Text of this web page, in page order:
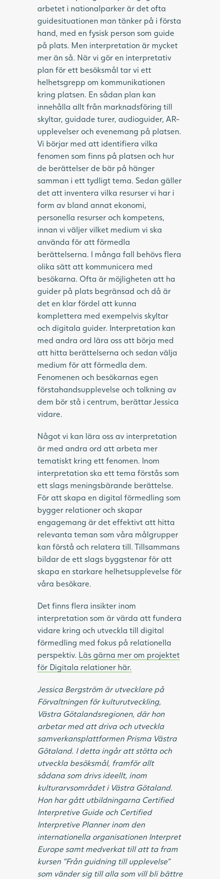
arbetet i nationalparker är det ofta
guidesituationen man tänker på i första
hand, med en fysisk person som guide
på plats. Men interpretation är mycket
mer än så. När vi gör en interpretativ
plan för ett besöksmål tar vi ett
helhetsgrepp om kommunikationen
kring platsen. En sådan plan kan
innehålla allt från marknadsföring till
skyltar, guidade turer, audioguider, AR-
upplevelser och evenemang på platsen.
Vi börjar med att identifiera vilka
fenomen som finns på platsen och hur
de berättelser de bär på hänger
samman i ett tydligt tema. Sedan gäller
det att inventera vilka resurser vi har i
form av bland annat ekonomi,
personella resurser och kompetens,
innan vi väljer vilket medium vi ska
använda för att förmedla
berättelserna. I många fall behövs flera
olika sätt att kommunicera med
besökarna. Ofta är möjligheten att ha
guider på plats begränsad och då är
det en klar fördel att kunna
komplettera med exempelvis skyltar
och digitala guider. Interpretation kan
med andra ord lära oss att börja med
att hitta berättelserna och sedan välja
medium för att förmedla dem.
Fenomenen och besökarnas egen
förstahandsupplevelse och tolkning av
dem bör stå i centrum, berättar Jessica
vidare.
Något vi kan lära oss av interpretation
är med andra ord att arbeta mer
tematiskt kring ett fenomen. Inom
interpretation ska ett tema förstås som
ett slags meningsbärande berättelse.
För att skapa en digital förmedling som
bygger relationer och skapar
engagemang är det effektivt att hitta
relevanta teman som våra målgrupper
kan förstå och relatera till. Tillsammans
bildar de ett slags byggstenar för att
skapa en starkare helhetsupplevelse för
våra besökare.
Det finns flera insikter inom
interpretation som är värda att fundera
vidare kring och utveckla till digital
förmedling med fokus på relationella
perspektiv. Läs gärna mer om projektet
för Digitala relationer här.
Jessica Bergström är utvecklare på
Förvaltningen för kulturutveckling,
Västra Götalandsregionen, där hon
arbetar med att driva och utveckla
samverkansplattformen Prisma Västra
Götaland. I detta ingår att stötta och
utveckla besöksmål, framför allt
sådana som drivs ideellt, inom
kulturarvsområdet i Västra Götaland.
Hon har gått utbildningarna Certified
Interpretive Guide och Certified
Interpretive Planner inom den
internationella organisationen Interpret
Europe samt medverkat till att ta fram
kursen ”Från guidning till upplevelse”
som vänder sig till alla som vill bli bättre